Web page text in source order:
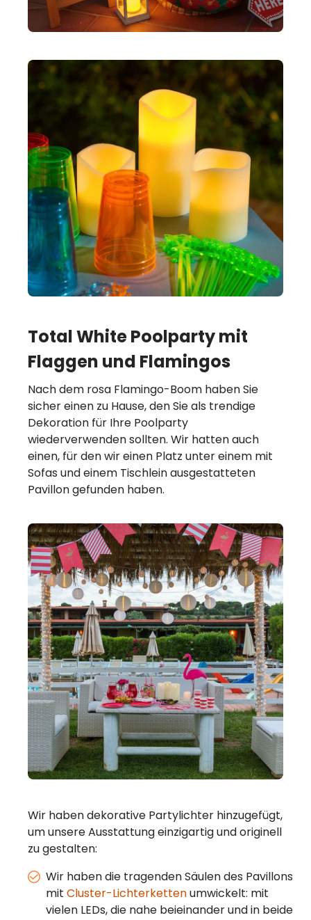
Total White Poolparty mit
Flaggen und Flamingos
Nach dem rosa Flamingo-Boom haben Sie
sicher einen zu Hause, den Sie als trendige
Dekoration für Ihre Poolparty
wiederverwenden sollten. Wir hatten auch
einen, für den wir einen Platz unter einem mit
Sofas und einem Tischlein ausgestatteten
Pavillon gefunden haben.
Wir haben dekorative Partylichter hinzugefügt,
um unsere Ausstattung einzigartig und originell
zu gestalten:
Wir haben die tragenden Säulen des Pavillons
mit Cluster-Lichterkettenumwickelt: mit
vielen LEDs, die nahe beieinander und in beide